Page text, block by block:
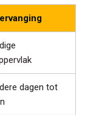
dagen tot